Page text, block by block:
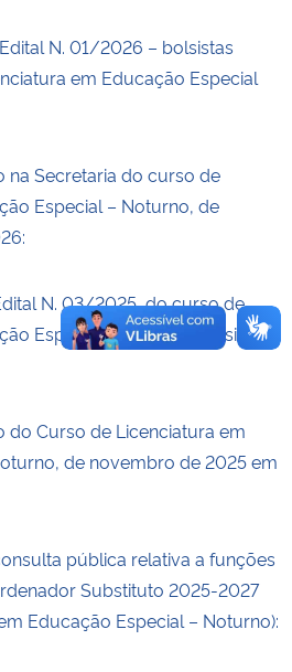
N. 01/2026 – bolsistas
em Educação Especial
na Secretaria do curso de
Especial – Noturno, de
N. 03/2025, do curso de
Especial – Noturno, bolsistas
do Curso de Licenciatura em
de novembro de 2025 em
pública relativa a funções
Substituto 2025-2027
Educação Especial – Noturno):